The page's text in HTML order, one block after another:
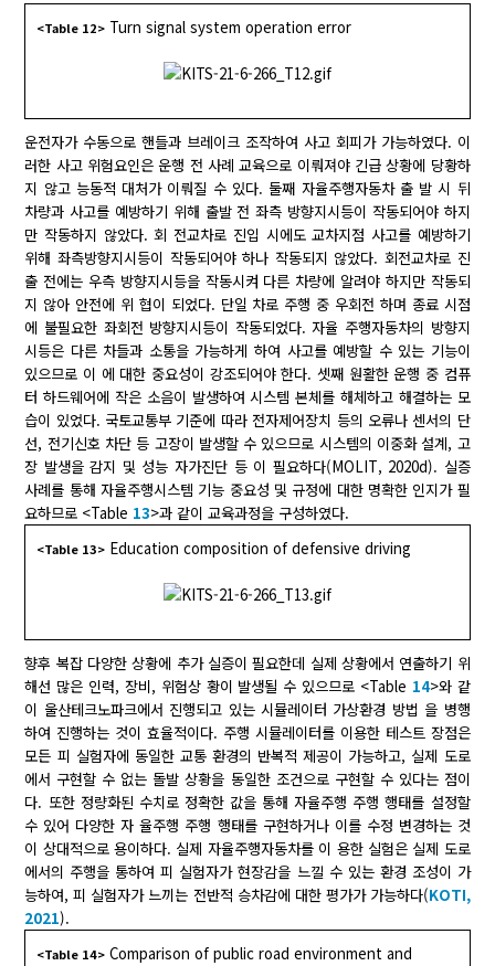
<Table 12> Turn signal system operation error
운전자가 수동으로 핸들과 브레이크 조작하여 사고 회피가 가능하였다. 이
러한 사고 위험요인은 운행 전 사례 교육으로 이뤄져야 긴급 상황에 당황하
지 않고 능동적 대처가 이뤄질 수 있다. 둘째 자율주행자동차 출 발 시 뒤
차량과 사고를 예방하기 위해 출발 전 좌측 방향지시등이 작동되어야 하지
만 작동하지 않았다. 회 전교차로 진입 시에도 교차지점 사고를 예방하기
위해 좌측방향지시등이 작동되어야 하나 작동되지 않았다. 회전교차로 진
출 전에는 우측 방향지시등을 작동시켜 다른 차량에 알려야 하지만 작동되
지 않아 안전에 위 협이 되었다. 단일 차로 주행 중 우회전 하며 종료 시점
에 불필요한 좌회전 방향지시등이 작동되었다. 자율 주행자동차의 방향지
시등은 다른 차들과 소통을 가능하게 하여 사고를 예방할 수 있는 기능이
있으므로 이 에 대한 중요성이 강조되어야 한다. 셋째 원활한 운행 중 컴퓨
터 하드웨어에 작은 소음이 발생하여 시스템 본체를 해체하고 해결하는 모
습이 있었다. 국토교통부 기준에 따라 전자제어장치 등의 오류나 센서의 단
선, 전기신호 차단 등 고장이 발생할 수 있으므로 시스템의 이중화 설계, 고
장 발생을 감지 및 성능 자가진단 등 이 필요하다(MOLIT, 2020d). 실증
사례를 통해 자율주행시스템 기능 중요성 및 규정에 대한 명확한 인지가 필
요하므로 <Table 13>과 같이 교육과정을 구성하였다.
<Table 13> Education composition of defensive driving
향후 복잡 다양한 상황에 추가 실증이 필요한데 실제 상황에서 연출하기 위
해선 많은 인력, 장비, 위험상 황이 발생될 수 있으므로 <Table 14>와 같
이 울산테크노파크에서 진행되고 있는 시뮬레이터 가상환경 방법 을 병행
하여 진행하는 것이 효율적이다. 주행 시뮬레이터를 이용한 테스트 장점은
모든 피 실험자에 동일한 교통 환경의 반복적 제공이 가능하고, 실제 도로
에서 구현할 수 없는 돌발 상황을 동일한 조건으로 구현할 수 있다는 점이
다. 또한 정량화된 수치로 정확한 값을 통해 자율주행 주행 행태를 설정할
수 있어 다양한 자 율주행 주행 행태를 구현하거나 이를 수정 변경하는 것
이 상대적으로 용이하다. 실제 자율주행자동차를 이 용한 실험은 실제 도로
에서의 주행을 통하여 피 실험자가 현장감을 느낄 수 있는 환경 조성이 가
능하여, 피 실험자가 느끼는 전반적 승차감에 대한 평가가 가능하다(KOTI,
2021).
<Table 14> Comparison of public road environment and